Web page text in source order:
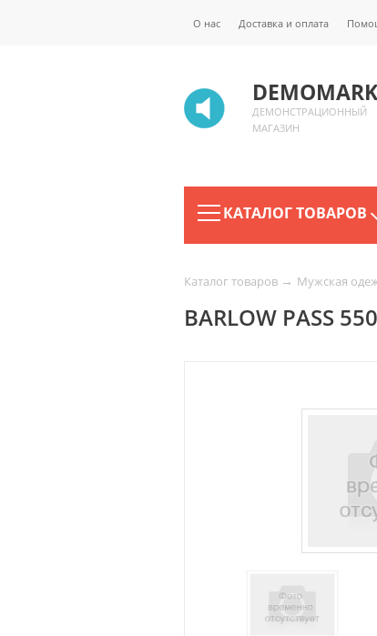
О нас Доставка и оплата
ДЕМОНСТРАЦИОННЫЙ
МАГАЗИН
КАТАЛОГ ТОВАРОВ
Каталог товаров → Мужская
BARLOW PASS